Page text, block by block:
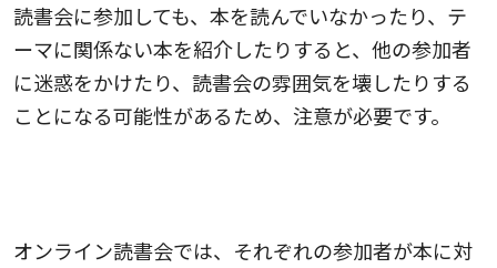
読書会に参加しても、本を読んでいなかったり、テ
ーマに関係ない本を紹介したりすると、他の参加者
に迷惑をかけたり、読書会の雰囲気を壊したりする
ことになる可能性があるため、注意が必要です。
オンライン読書会では、それぞれの参加者が本に対